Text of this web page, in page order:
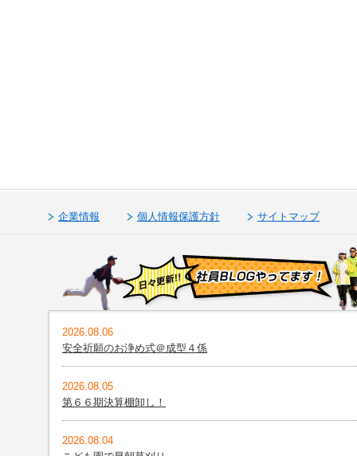
企業情報 個人情報保護方針 サイトマップ
2026.08.06
安全祈願のお浄め式＠成型４係
2026.08.05
第６６期決算棚卸し！
2026.08.04